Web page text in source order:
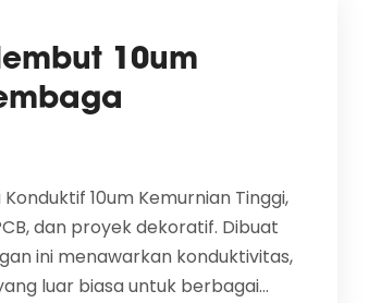
10um
10um Kemurnian Tinggi,
dan proyek dekoratif. Dibuat
ini menawarkan konduktivitas,
luar biasa untuk berbagai